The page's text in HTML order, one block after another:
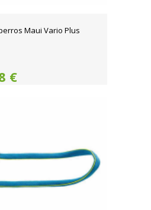
Maui Vario Plus
€